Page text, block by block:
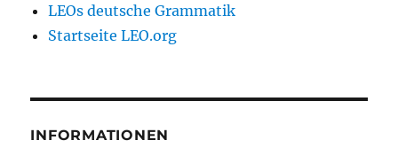
LEOs deutsche Grammatik
Startseite LEO.org
INFORMATIONEN